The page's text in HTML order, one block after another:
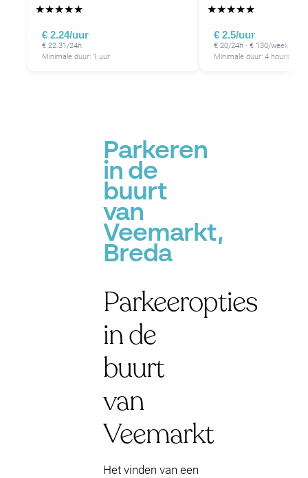
★★★★★
€ 2.24/uur
€ 22.31/24h
Minimale duur: 1 uur
★★★★★
€ 2.5/uur
€ 20/24h · € 130/week
Minimale duur: 4 hours
Parkeren
in de
buurt
van
Veemarkt,
Breda
Parkeeropties
in de
buurt
van
Veemarkt
Het vinden van een